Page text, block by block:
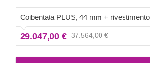
comoda seconda casa.
Coibentata PLUS, 44 mm + rivestimento
29.047,00 € 37.564,00 €